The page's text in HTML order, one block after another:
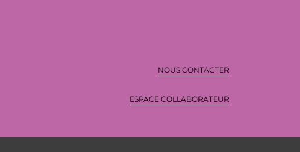
NOUS CONTACTER
ESPACE COLLABORATEUR